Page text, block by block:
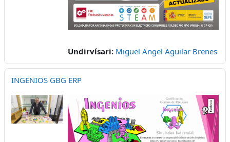
Undirvísari: Miguel Angel Aguilar Brenes
INGENIOS GBG ERP